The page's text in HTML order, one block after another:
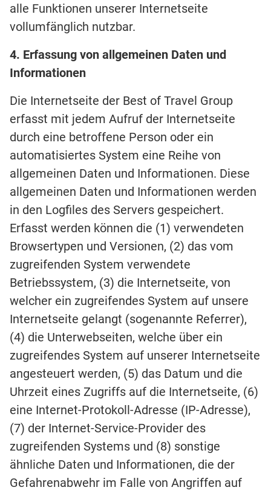
alle Funktionen unserer Internetseite
vollumfänglich nutzbar.
4. Erfassung von allgemeinen Daten und
Informationen
Die Internetseite der Best of Travel Group
erfasst mit jedem Aufruf der Internetseite
durch eine betroffene Person oder ein
automatisiertes System eine Reihe von
allgemeinen Daten und Informationen. Diese
allgemeinen Daten und Informationen werden
in den Logfiles des Servers gespeichert.
Erfasst werden können die (1) verwendeten
Browsertypen und Versionen, (2) das vom
zugreifenden System verwendete
Betriebssystem, (3) die Internetseite, von
welcher ein zugreifendes System auf unsere
Internetseite gelangt (sogenannte Referrer),
(4) die Unterwebseiten, welche über ein
zugreifendes System auf unserer Internetseite
angesteuert werden, (5) das Datum und die
Uhrzeit eines Zugriffs auf die Internetseite, (6)
eine Internet-Protokoll-Adresse (IP-Adresse),
(7) der Internet-Service-Provider des
zugreifenden Systems und (8) sonstige
ähnliche Daten und Informationen, die der
Gefahrenabwehr im Falle von Angriffen auf